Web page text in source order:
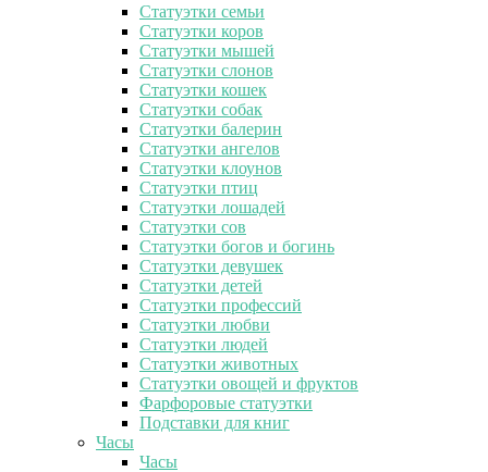
Статуэтки семьи
Статуэтки коров
Статуэтки мышей
Статуэтки слонов
Статуэтки кошек
Статуэтки собак
Статуэтки балерин
Статуэтки ангелов
Статуэтки клоунов
Статуэтки птиц
Статуэтки лошадей
Статуэтки сов
Статуэтки богов и богинь
Статуэтки девушек
Статуэтки детей
Статуэтки профессий
Статуэтки любви
Статуэтки людей
Статуэтки животных
Статуэтки овощей и фруктов
Фарфоровые статуэтки
Подставки для книг
Часы
Часы